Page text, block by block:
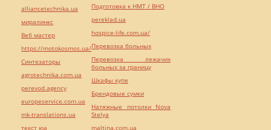
alliancetechnika.ua
миралинкс
Веб мастер
https://motokosmos.ua/
Синтезаторы
agrotechnika.com.ua
perevod.agency
europeservice.com.ua
mk-translations.ua
текст юа
Подготовка к НМТ / ВНО
pereklad.ua
hospice-life.com.ua/
Перевозка больных
Перевозка лежачих
больных за границу
Шкафы купе
Брендовые сумки
Натяжные потолки Nova
Stelya
maltina.com.ua